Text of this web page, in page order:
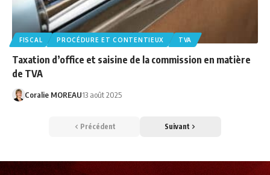
FISCAL PROCÉDURE ET CONTENTIEUX TVA
Taxation d’office et saisine de la commission en matière
de TVA
Coralie MOREAU13 août 2025
Précédent Suivant